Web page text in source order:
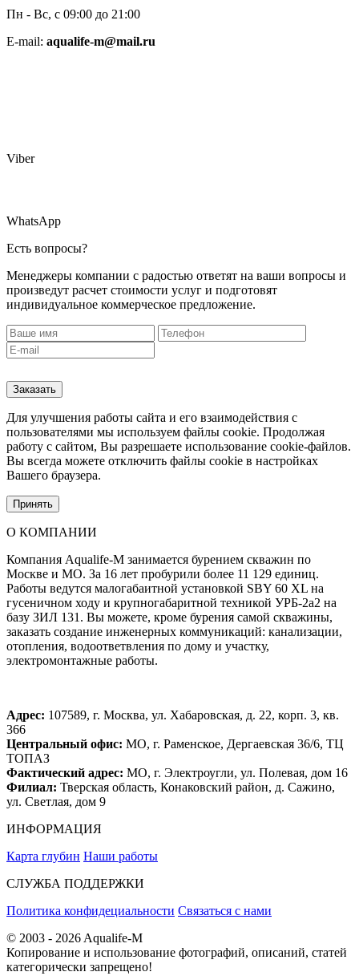
Пн - Вс, с 09:00 до 21:00
E-mail: aqualife-m@mail.ru
Viber
WhatsApp
Есть вопросы?
Менеджеры компании с радостью ответят на ваши вопросы и
произведут расчет стоимости услуг и подготовят
индивидуальное коммерческое предложение.
Заказать
Для улучшения работы сайта и его взаимодействия с
пользователями мы используем файлы cookie. Продолжая
работу с сайтом, Вы разрешаете использование cookie-файлов.
Вы всегда можете отключить файлы cookie в настройках
Вашего браузера.
Принять
О КОМПАНИИ
Компания Aqualife-M занимается бурением скважин по
Москве и МО. За 16 лет пробурили более 11 129 единиц.
Работы ведутся малогабаитной установкой SBY 60 XL на
гусеничном ходу и крупногабаритной техникой УРБ-2а2 на
базу ЗИЛ 131. Вы можете, кроме бурения самой скважины,
заказать создание инженерных коммуникаций: канализации,
отопления, водоответвления по дому и участку,
электромонтажные работы.
Адрес: 107589, г. Москва, ул. Хабаровская, д. 22, корп. 3, кв.
366
Центральный офис: МО, г. Раменское, Дергаевская 36/6, ТЦ
ТОПАЗ
Фактический адрес: МО, г. Электроугли, ул. Полевая, дом 16
Филиал: Тверская область, Конаковский район, д. Сажино,
ул. Светлая, дом 9
ИНФОРМАЦИЯ
Карта глубин Наши работы
СЛУЖБА ПОДДЕРЖКИ
Политика конфидециальности Связаться с нами
© 2003 - 2026 Aqualife-M
Копирование и использование фотографий, описаний, статей
категорически запрещено!